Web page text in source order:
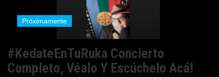
Próximamente
#KedateEnTuRuka Concierto
Completo, Véalo Y Escúchelo Acá!